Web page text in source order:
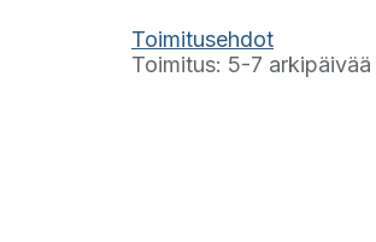
Toimitusehdot
Toimitus: 5-7 arkipäivää